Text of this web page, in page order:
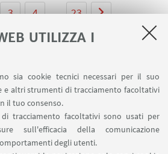
UTILIZZA I
sia cookie tecnici necessari per il suo
e altri strumenti di tracciamento facoltativi
il tuo consenso.
tracciamento facoltativi sono usati per
sull'efficacia della comunicazione
degli utenti.
3 4 ... 23
LINK UTILI
Area riservata
auto e sale DIN
auto UNIBO